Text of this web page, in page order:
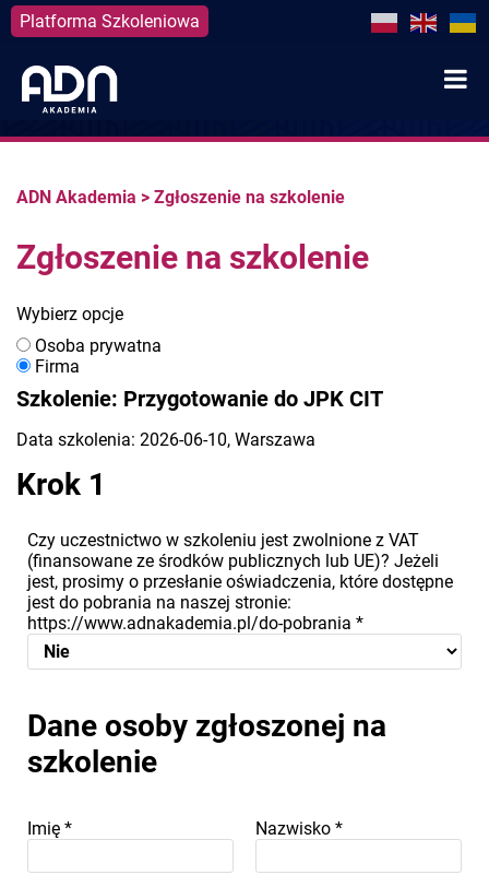
Platforma Szkoleniowa
content
ADN Akademia > Zgłoszenie na szkolenie
Zgłoszenie na szkolenie
Wybierz opcje
Osoba prywatna
Firma
Szkolenie: Przygotowanie do JPK CIT
Data szkolenia: 2026-06-10, Warszawa
Krok 1
Czy uczestnictwo w szkoleniu jest zwolnione z VAT
(finansowane ze środków publicznych lub UE)? Jeżeli
jest, prosimy o przesłanie oświadczenia, które dostępne
jest do pobrania na naszej stronie:
https://www.adnakademia.pl/do-pobrania *
Dane osoby zgłoszonej na
szkolenie
Imię * Nazwisko *